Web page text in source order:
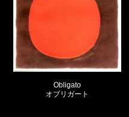
Passione Solo
パッシオーネ ソロ